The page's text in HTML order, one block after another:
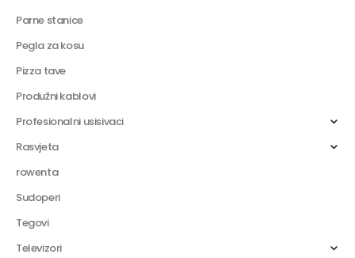
Parne stanice
Pegla za kosu
Pizza tave
Produžni kablovi
Profesionalni usisivaci
Rasvjeta
rowenta
Sudoperi
Tegovi
Televizori